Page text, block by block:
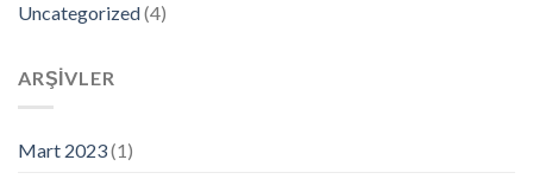
Uncategorized(4)
ARŞIVLER
Mart 2023(1)